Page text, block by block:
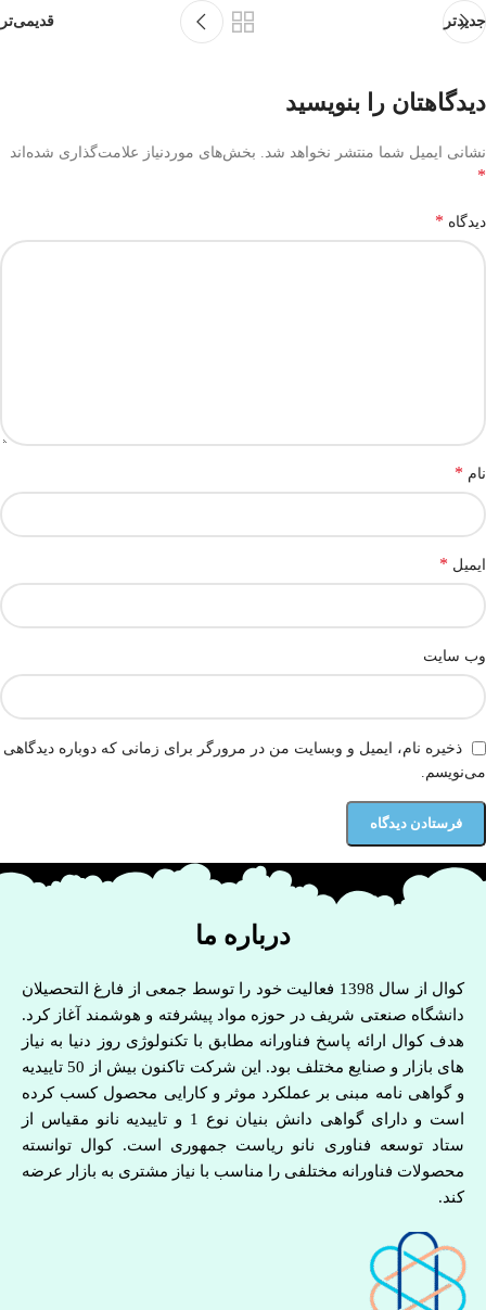
جدیدتر قدیمی‌تر
دیدگاهتان را بنویسید
نشانی ایمیل شما منتشر نخواهد شد. بخش‌های موردنیاز علامت‌گذاری شده‌اند
*
دیدگاه *
نام *
ایمیل *
وب‌ سایت
ذخیره نام، ایمیل و وبسایت من در مرورگر برای زمانی که دوباره دیدگاهی
می‌نویسم.
درباره ما
کوال از سال 1398 فعالیت خود را توسط جمعی از فارغ التحصیلان
دانشگاه صنعتی شریف در حوزه مواد پیشرفته و هوشمند آغاز کرد.
هدف کوال ارائه پاسخ فناورانه مطابق با تکنولوژی روز دنیا به نیاز
های بازار و صنایع مختلف بود. این شرکت تاکنون بیش از 50 تاییدیه
و گواهی نامه مبنی بر عملکرد موثر و کارایی محصول کسب کرده
است و دارای گواهی دانش بنیان نوع 1 و تاییدیه نانو مقیاس از
ستاد توسعه فناوری نانو ریاست جمهوری است. کوال توانسته
محصولات فناورانه مختلفی را مناسب با نیاز مشتری به بازار عرضه
کند.